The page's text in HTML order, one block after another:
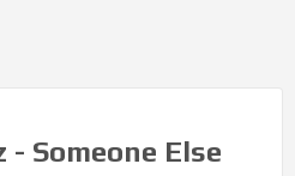
- Someone Else